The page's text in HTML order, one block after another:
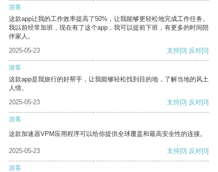
游客
这款app让我的工作效率提高了50%，让我能够更轻松地完成工作任务。
我以前经常加班，现在有了这个app，我可以提前下班，有更多的时间陪
伴家人。
2025-05-23
支持[0] 反对[0]
游客
这款app是我旅行的好帮手，让我能够轻松找到目的地，了解当地的风土
人情。
2025-05-23
支持[0] 反对[0]
游客
这款加速器VPM应用程序可以给你提供全球覆盖和最高安全性的连接。
2025-05-23 支持[0] 反对[0]
游客